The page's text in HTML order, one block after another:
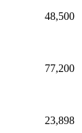
48,500
77,200
23,898